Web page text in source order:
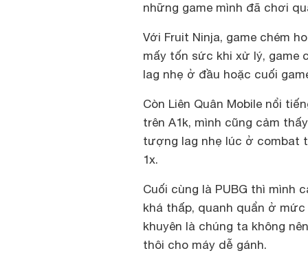
những game mình đã chơi
Với Fruit Ninja, game chém
mấy tốn sức khi xử lý, game
lag nhẹ ở đầu hoặc cuối
Còn Liên Quân Mobile nổi
trên A1k, mình cũng cảm
tượng lag nhẹ lúc ở combat
1x.
Cuối cùng là PUBG thì mình
khá thấp, quanh quẩn ở
khuyên là chúng ta không
thôi cho máy dễ gánh.